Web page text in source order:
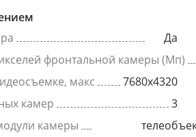
Да
фронтальной камеры (Мп)
макс
7680x4320
камер
3
камеры